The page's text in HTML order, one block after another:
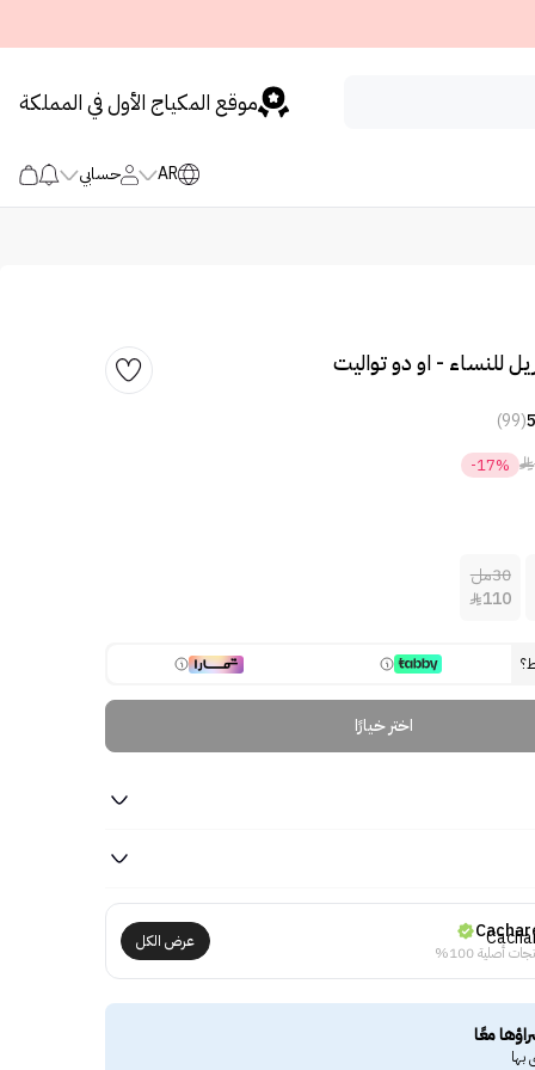
موقع المكياج الأول في المملكة
AR حسابي
للنساء - او دو تواليت
(99)

-17%
30مل
110

اختر خيارًا
أصلية 100%
عرض الكل
معًا
بها